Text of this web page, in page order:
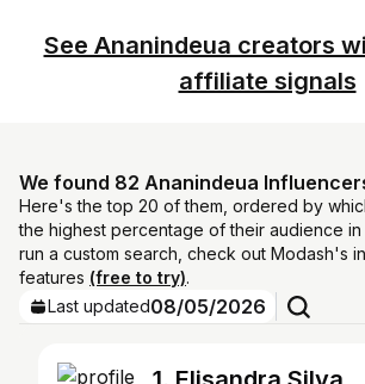
See Ananindeua creators
affiliate signals
We found 82 Ananindeua
Here's the top 20 of them, ordered by
the highest percentage of their audience in
run a custom search, check out Modash's
features (free to try).
Last updated08/05/2026